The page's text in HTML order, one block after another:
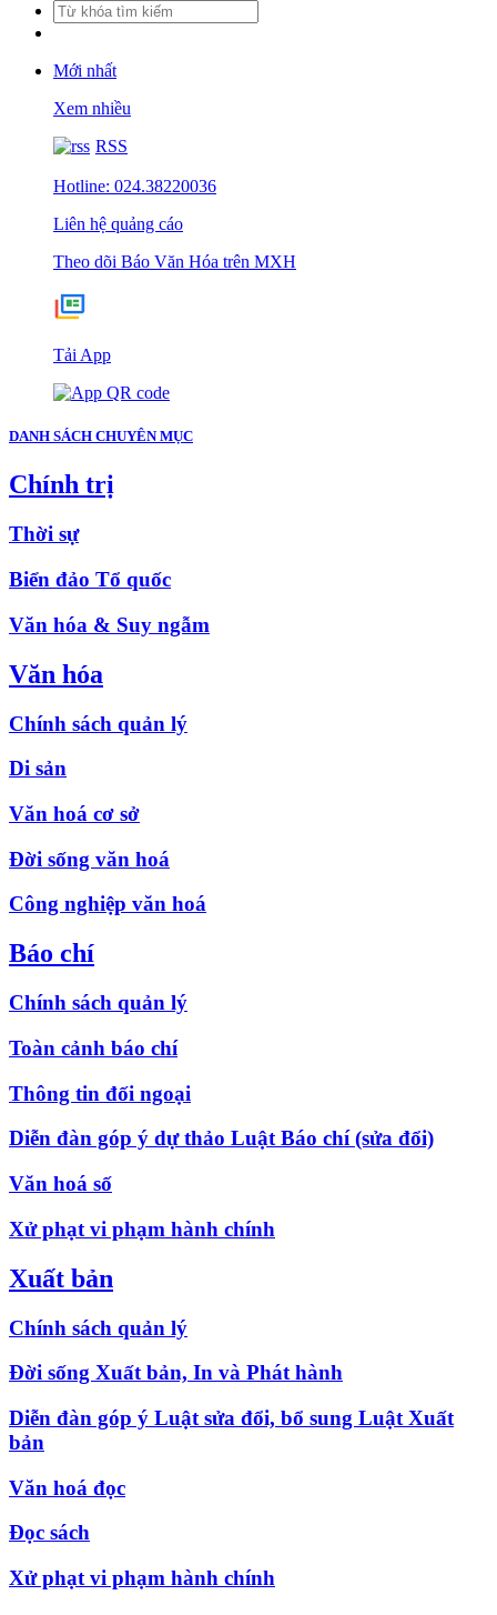
Mới nhất
Xem nhiều
RSS
Hotline: 024.38220036
Liên hệ quảng cáo
Theo dõi Báo Văn Hóa trên MXH
Tải App
DANH SÁCH CHUYÊN MỤC
Chính trị
Thời sự
Biển đảo Tổ quốc
Văn hóa & Suy ngẫm
Văn hóa
Chính sách quản lý
Di sản
Văn hoá cơ sở
Đời sống văn hoá
Công nghiệp văn hoá
Báo chí
Chính sách quản lý
Toàn cảnh báo chí
Thông tin đối ngoại
Diễn đàn góp ý dự thảo Luật Báo chí (sửa đổi)
Văn hoá số
Xử phạt vi phạm hành chính
Xuất bản
Chính sách quản lý
Đời sống Xuất bản, In và Phát hành
Diễn đàn góp ý Luật sửa đổi, bổ sung Luật Xuất
bản
Văn hoá đọc
Đọc sách
Xử phạt vi phạm hành chính